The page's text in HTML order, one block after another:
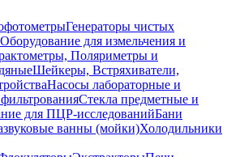
Генераторы чистых
Оборудование для измельчения и
Поляриметры и
Шейкеры, Встряхиватели,
Насосы лабораторные и
Стекла предметные и
для ПЦР-исследованийБани
ванны (мойки)Холодильники